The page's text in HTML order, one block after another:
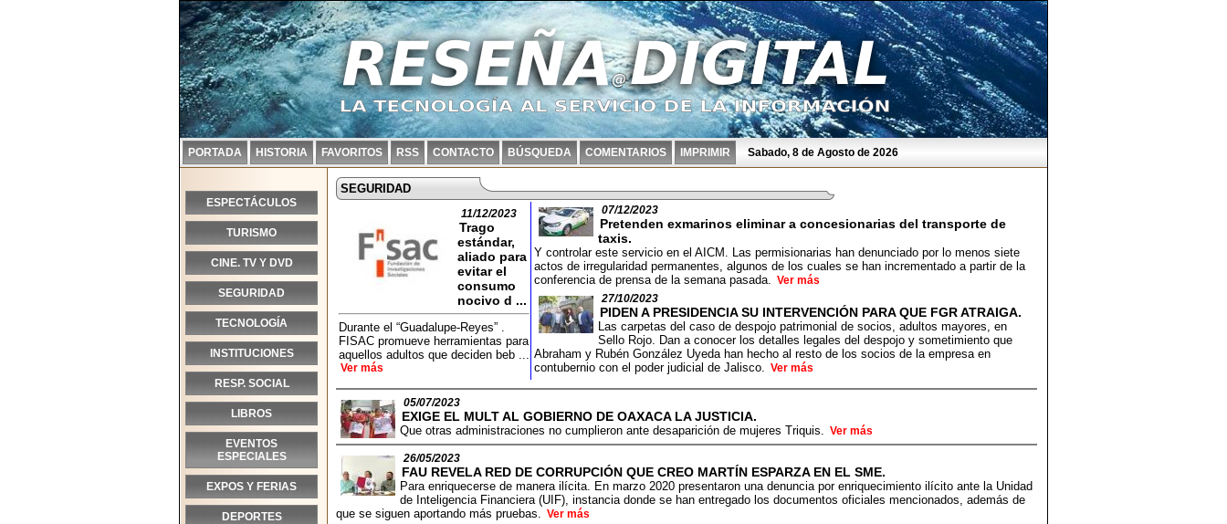
PORTADA HISTORIA FAVORITOS RSS CONTACTO BÚSQUEDA COMENTARIOS IMPRIMIR Sabado, 8 de Agosto de 2026
ESPECTÁCULOS
TURISMO
CINE. TV Y DVD
SEGURIDAD
TECNOLOGÍA
INSTITUCIONES
RESP. SOCIAL
LIBROS
EVENTOS
ESPECIALES
EXPOS Y FERIAS
DEPORTES
SEGURIDAD
11/12/2023
Trago
estándar,
aliado para
evitar el
consumo
nocivo d ...
Durante el “Guadalupe-Reyes” .
FISAC promueve herramientas para
aquellos adultos que deciden beb ...
Ver más
07/12/2023
Pretenden exmarinos eliminar a concesionarias del transporte de
taxis.
Y controlar este servicio en el AICM. Las permisionarias han denunciado por lo menos siete
actos de irregularidad permanentes, algunos de los cuales se han incrementado a partir de la
conferencia de prensa de la semana pasada. Ver más
27/10/2023
PIDEN A PRESIDENCIA SU INTERVENCIÓN PARA QUE FGR ATRAIGA.
Las carpetas del caso de despojo patrimonial de socios, adultos mayores, en
Sello Rojo. Dan a conocer los detalles legales del despojo y sometimiento que
Abraham y Rubén González Uyeda han hecho al resto de los socios de la empresa en
contubernio con el poder judicial de Jalisco. Ver más
05/07/2023
EXIGE EL MULT AL GOBIERNO DE OAXACA LA JUSTICIA.
Que otras administraciones no cumplieron ante desaparición de mujeres Triquis. Ver más
26/05/2023
FAU REVELA RED DE CORRUPCIÓN QUE CREO MARTÍN ESPARZA EN EL SME.
Para enriquecerse de manera ilícita. En marzo 2020 presentaron una denuncia por enriquecimiento ilícito ante la Unidad
de Inteligencia Financiera (UIF), instancia donde se han entregado los documentos oficiales mencionados, además de
que se siguen aportando más pruebas. Ver más